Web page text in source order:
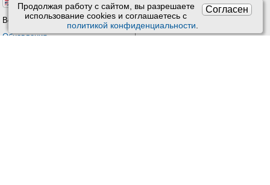
Согласен
Продолжая работу с сайтом, вы разрешаете
использование сookies и соглашаетесь с
политикой конфиденциальности.
Версия: 4.9
Обновления